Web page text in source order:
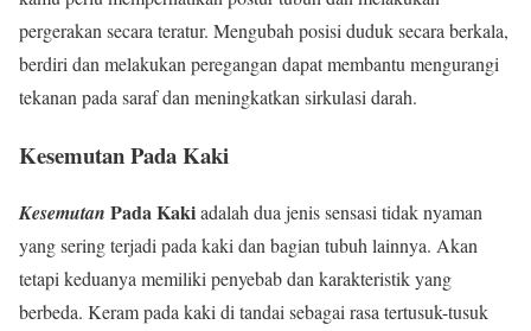
pergerakan secara teratur. Mengubah posisi duduk secara berkala,
berdiri dan melakukan peregangan dapat membantu mengurangi
tekanan pada saraf dan meningkatkan sirkulasi darah.
KesemutanPada Kaki
Kesemutan Pada Kakiadalah dua jenis sensasi tidak nyaman
yang sering terjadi pada kaki dan bagian tubuh lainnya. Akan
tetapi keduanya memiliki penyebab dan karakteristik yang
berbeda. Keram pada kaki di tandai sebagai rasa tertusuk-tusuk